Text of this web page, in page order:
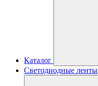
Каталог
Светодиодные ленты